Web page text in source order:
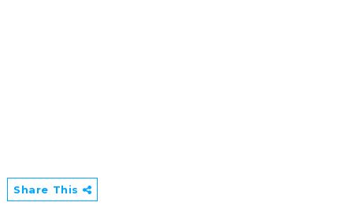
Share This